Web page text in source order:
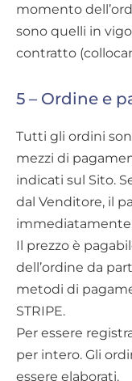
momento
sono quelli in
contratto
5 – Ordine e
Tutti gli ordini
mezzi di
indicati sul Sito.
dal Venditore, il
Il prezzo è
dell’ordine da
metodi di
STRIPE.
Per essere
per intero. Gli
essere elaborati.